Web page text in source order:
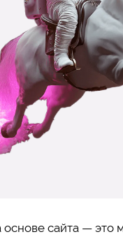
сайта — это